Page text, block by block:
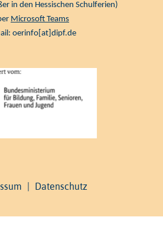
in den Hessischen Schulferien)
Microsoft Teams
oerinfo[at]dipf.de
Datenschutz